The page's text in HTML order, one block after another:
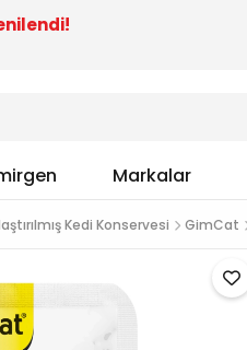
Markalar
Kedi Konservesi GimCat